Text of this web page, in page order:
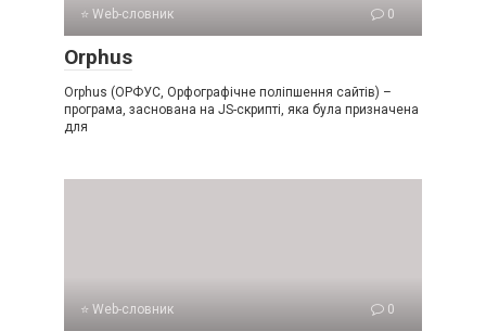
⭐ Web-словник 0
Orphus
Orphus (ОРФУС, Орфографічне поліпшення сайтів) –
програма, заснована на JS-скрипті, яка була призначена
для
⭐ Web-словник 0